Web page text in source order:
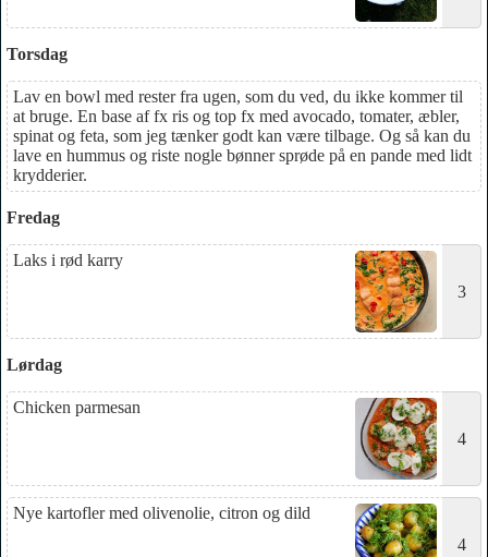
Torsdag
Lav en bowl med rester fra ugen, som du ved, du ikke kommer til
at bruge. En base af fx ris og top fx med avocado, tomater, æbler,
spinat og feta, som jeg tænker godt kan være tilbage. Og så kan du
lave en hummus og riste nogle bønner sprøde på en pande med lidt
krydderier.
Fredag
Laks i rød karry
3
Lørdag
Chicken parmesan
4
Nye kartofler med olivenolie, citron og dild
4